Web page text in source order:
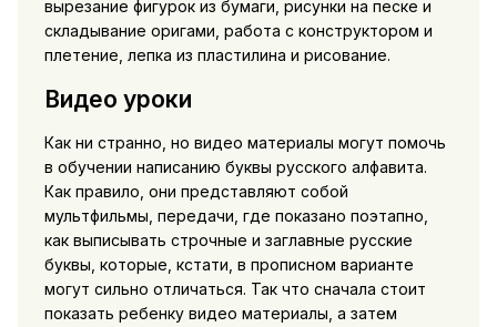
вырезание фигурок из бумаги, рисунки на песке и
складывание оригами, работа с конструктором и
плетение, лепка из пластилина и рисование.
Видео уроки
Как ни странно, но видео материалы могут помочь
в обучении написанию буквы русского алфавита.
Как правило, они представляют собой
мультфильмы, передачи, где показано поэтапно,
как выписывать строчные и заглавные русские
буквы, которые, кстати, в прописном варианте
могут сильно отличаться. Так что сначала стоит
показать ребенку видео материалы, а затем